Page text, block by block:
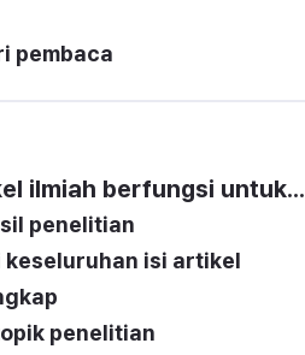
pembaca
ilmiah berfungsi untuk...
penelitian
isi artikel
penelitian